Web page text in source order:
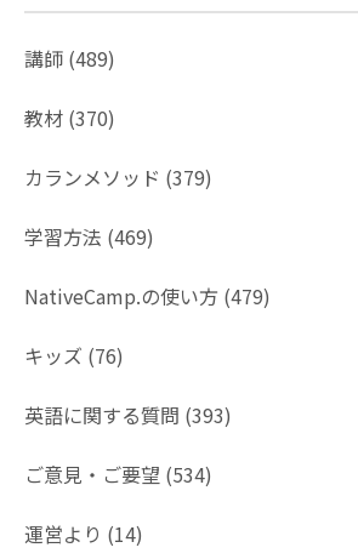
講師 (489)
教材 (370)
カランメソッド (379)
学習方法 (469)
NativeCamp.の使い方 (479)
キッズ (76)
英語に関する質問 (393)
ご意見・ご要望 (534)
運営より (14)